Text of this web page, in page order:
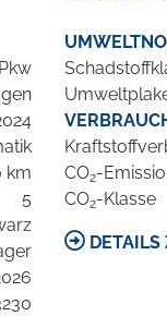
Pkw
km
5
CO2-
CO2-Klasse